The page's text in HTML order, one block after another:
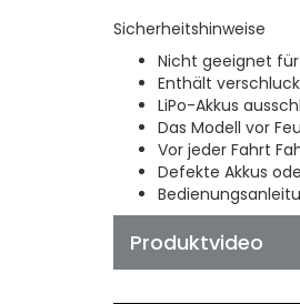
Sicherheitshinweise
Nicht geeignet für
Enthält
LiPo-Akkus
Das Modell vor
Vor jeder Fahrt
Defekte Akkus
Produktvideo